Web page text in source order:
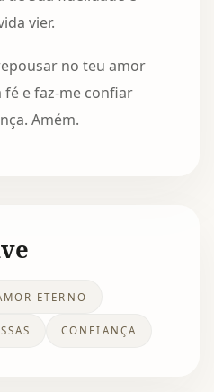
vier.
no teu amor
e faz-me confiar
Amém.
ETERNO
CONFIANÇA